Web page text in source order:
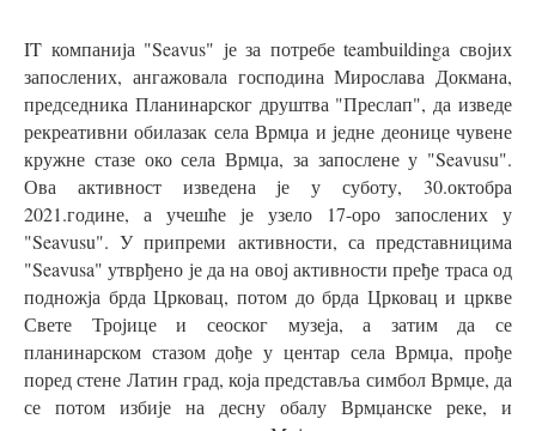
IT компанија "Seavus" је за потребе teambuildinga својих
запослених, ангажовала господина Мирослава Докмана,
председника Планинарског друштва "Преслап", да изведе
рекреативни обилазак села Врмџа и једне деонице чувене
кружне стазе око села Врмџа, за запослене у "Seavusu".
Ова активност изведена је у суботу, 30.октобра
2021.године, а учешће је узело 17-оро запослених у
"Seavusu". У припреми активности, са представницима
"Seavusa" утврђено је да на овој активности пређе траса од
подножја брда Црковац, потом до брда Црковац и цркве
Свете Тројице и сеоског музеја, а затим да се
планинарском стазом дође у центар села Врмџа, прође
поред стене Латин град, која представља симбол Врмџе, да
се потом избије на десну обалу Врмџанске реке, и